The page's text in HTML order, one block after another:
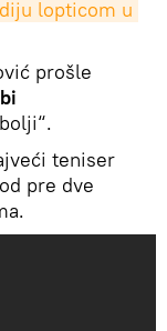
lopticom u
prošle
teniser
pre dve